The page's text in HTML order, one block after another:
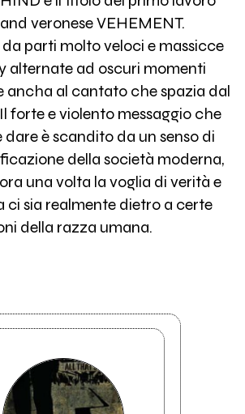
veronese VEHEMENT.
parti molto veloci e massicce
alternate ad oscuri momenti
ancha al cantato che spazia dal
forte e violento messaggio che
dare è scandito da un senso di
della società moderna,
una volta la voglia di verità e
ci sia realmente dietro a certe
della razza umana.